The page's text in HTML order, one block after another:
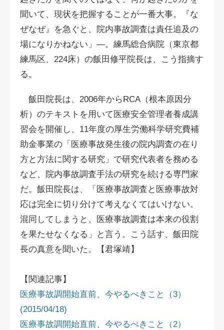
聞いて、現状を把握することが一番大事。『な
ぜなぜ』を急ぐと、院内事故調査は責任追及の
場になりかねない」―。練馬総合病院（東京都
練馬区、224床）の飯田修平院長は、こう指摘す
る。
飯田院長は、2006年からRCA（根本原因分
析）のテキストを用いて医療安全管理者養成講
習会を開催し、11年度の厚生労働科学研究費補
助金事業の「医療事故発生後の院内調査の在り
方と方法に関する研究」で研究代表者を務める
など、院内事故調査手法の研究を続ける専門家
だ。飯田院長は、「医療事故調査と医療事故対
応は完全に切り分けて考えなくてはいけない。
混同してしまうと、医療事故調査は本来の役割
を果たせなくなる」と言う。こう話す、飯田院
長の真意を聞いた。【君塚靖】
【関連記事】
医療事故調開始直前、今やるべきこと（3）
(2015/04/18)
医療事故調開始直前、今やるべきこと（2）